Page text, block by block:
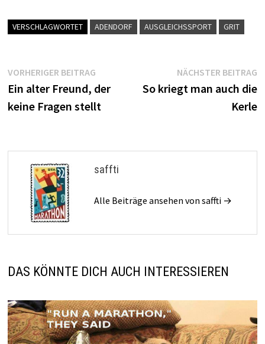
VERSCHLAGWORTET ADENDORF AUSGLEICHSSPORT GRIT
Beitragsnavigation
VORHERIGER BEITRAGVorheriger
Beitrag:
Ein alter Freund, der
keine Fragen stellt
NÄCHSTER BEITRAG
So kriegt man auch die
Kerle
saffti
Alle Beiträge ansehen von saffti →
DAS KÖNNTE DICH AUCH INTERESSIEREN